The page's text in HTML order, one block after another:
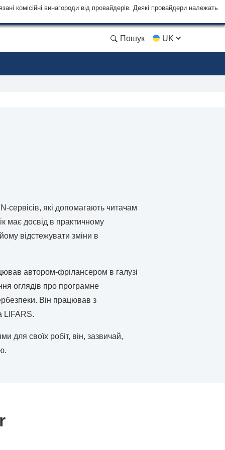
комісійні винагороди від провайдерів. Деякі провайдери належать
Пошук UK
сервісів, які допомагають читачам
має досвід в практичному
відстежувати зміни в
автором-фрілансером в галузі
оглядів про програмне
Він працював з
LIFARS.
для своїх робіт, він, зазвичай,